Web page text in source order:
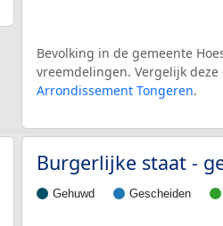
Bevolking in de gemeente
vreemdelingen. Vergelijk
Arrondissement Tongeren.
Burgerlijke staat -
Gehuwd Gescheiden